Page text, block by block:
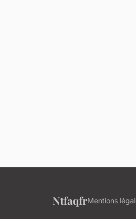
NtfaqfrMentions